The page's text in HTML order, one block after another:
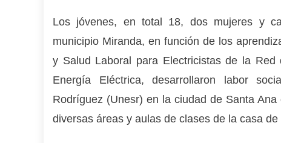
Los jóvenes, en total 18, dos mujeres y
municipio Miranda, en función de los
y Salud Laboral para Electricistas de la
Energía Eléctrica, desarrollaron labor
Rodríguez (Unesr) en la ciudad de Santa
diversas áreas y aulas de clases de la casa de